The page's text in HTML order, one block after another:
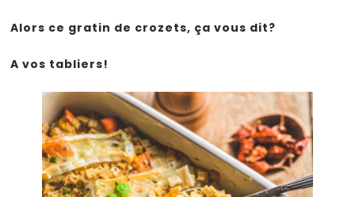
Alors ce gratin de crozets, ça vous dit?
A vos tabliers!